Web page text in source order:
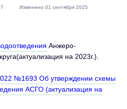
Анжеро-
на 2023г.).
№1693 Об утверждении схемы
АСГО (актуализация на
Изменено 01 сентября 2025